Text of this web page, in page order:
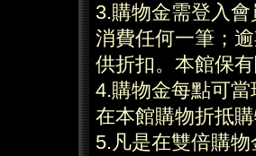
3.購物金需登入
消費任何一筆；
供折扣。本館保
4.購物金每點可
在本館購物折抵
5.凡是在雙倍購